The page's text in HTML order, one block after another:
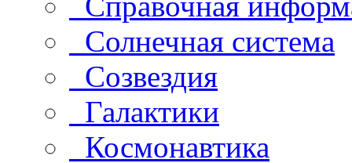
Солнечная система
Созвездия
Галактики
Космонавтика